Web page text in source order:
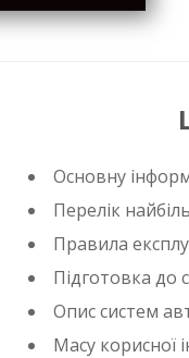
Основну
Перелік
Правила
Пiдготовка до
Опис систем
Масу корисної